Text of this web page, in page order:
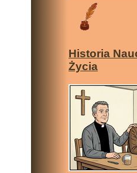
Historia
Życia